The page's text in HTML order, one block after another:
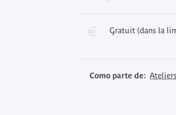
Gratuit (dans la
Como parte de: